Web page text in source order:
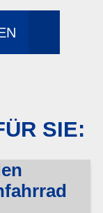
SIE: